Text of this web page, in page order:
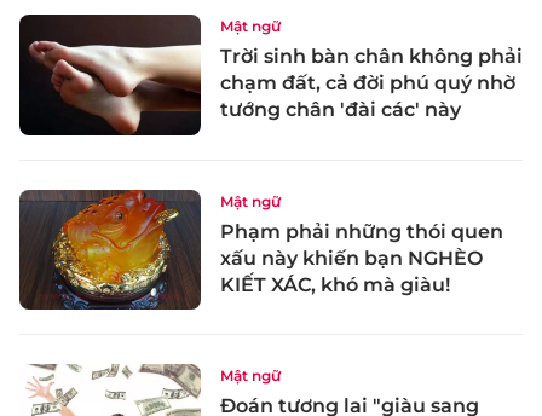
Mật ngữ
Trời sinh bàn chân không phải
chạm đất, cả đời phú quý nhờ
tướng chân 'đài các' này
Mật ngữ
Phạm phải những thói quen
xấu này khiến bạn NGHÈO
KIẾT XÁC, khó mà giàu!
Mật ngữ
Đoán tương lai "giàu sang